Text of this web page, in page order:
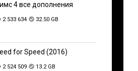
4 все дополнения
2 533 634 32.50 GB
for Speed (2016)
2 524 509 13.2 GB